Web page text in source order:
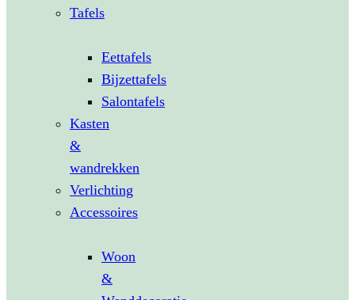
Tafels
Eettafels
Bijzettafels
Salontafels
Kasten
&
wandrekken
Verlichting
Accessoires
Woon
&